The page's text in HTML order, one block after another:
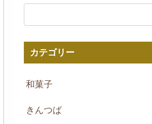
カテゴリー
和菓子
きんつば